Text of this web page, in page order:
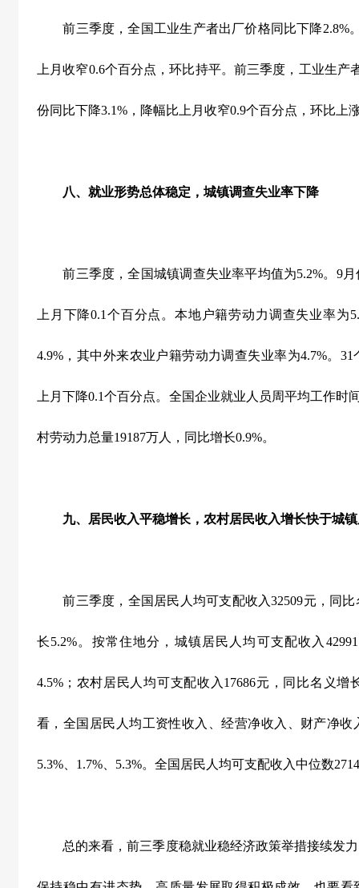
前三季度，全国工业生产者出厂价格同比下降2.8%
上月收窄0.6个百分点，环比持平。前三季度，工业生产
份同比下降3.1% ，降幅比上月收窄0.9个百分点，环比上
八、就业形势总体稳定，城镇调查失业率下降
前三季度，全国城镇调查失业率平均值为5.2%。 9月
上月下降0.1 个百分点。本地户籍劳动力调查失业率为
4.9% ，其中外来农业户籍劳动力调查失业率为4.7%。 31
上月下降0.1个百分点。全国企业就业人员周平均工作时
村劳动力总量19187万人，同比增长0.9%。
九、居民收入平稳增长，农村居民收入增长快于城镇
前三季度，全国居民人均可支配收入32509元，同
长5.2%。按常住地分，城镇居民人均可支配收入 42991
4.5% ；农村居民人均可支配收入 17686元，同比名义增
看，全国居民人均工资性收入、经营净收入、财产净
5.3% 1.7% 5.3%。全国居民人均可支配收入中位数
总的来看，前三季度稳就业稳经济政策举措接续发力